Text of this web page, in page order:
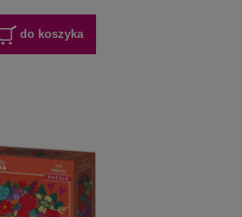
do koszyka